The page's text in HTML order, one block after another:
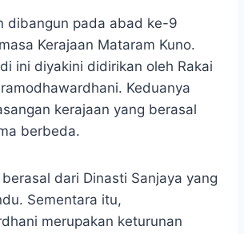
dibangun pada abad ke-9
Kerajaan Mataram Kuno.
ini diyakini didirikan oleh Rakai
Keduanya
kerajaan yang berasal
berbeda.
dari Dinasti Sanjaya yang
Sementara itu,
merupakan keturunan